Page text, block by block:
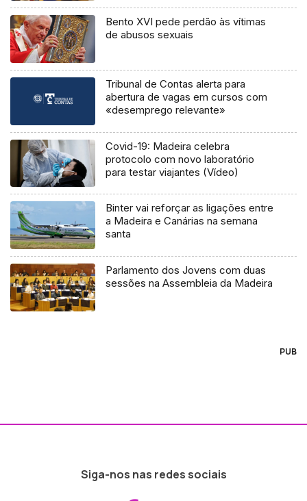
Bento XVI pede perdão às vítimas
de abusos sexuais
Tribunal de Contas alerta para
abertura de vagas em cursos com
«desemprego relevante»
Covid-19: Madeira celebra
protocolo com novo laboratório
para testar viajantes (Vídeo)
Binter vai reforçar as ligações entre
a Madeira e Canárias na semana
santa
Parlamento dos Jovens com duas
sessões na Assembleia da Madeira
PUB
Siga-nos nas redes sociais